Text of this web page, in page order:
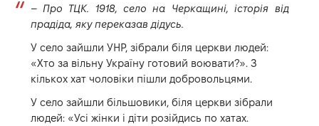
– Про ТЦК. 1918, село на Черкащині, історія від
прадіда, яку переказав дідусь.
У село зайшли УНР, зібрали біля церкви людей:
«Хто за вільну Україну готовий воювати?». З
кількох хат чоловіки пішли добровольцями.
У село зайшли більшовики, біля церкви зібрали
людей: «Усі жінки і діти розійдись по хатах.